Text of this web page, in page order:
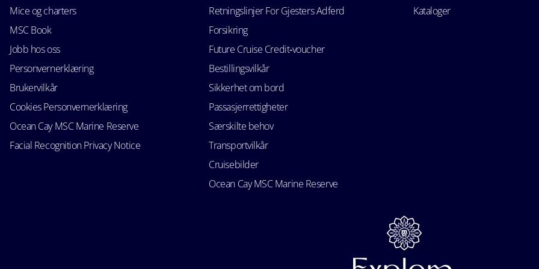
Mice og charters
MSC Book
Jobb hos oss
Personvernerklæring
Brukervilkår
Cookies Personvernerklæring
Ocean Cay MSC Marine Reserve
Facial Recognition Privacy Notice
Retningslinjer For Gjesters Adferd
Forsikring
Future Cruise Credit‑voucher
Bestillingsvilkår
Sikkerhet om bord
Passasjerrettigheter
Særskilte behov
Transportvilkår
Cruisebilder
Ocean Cay MSC Marine Reserve
Kataloger